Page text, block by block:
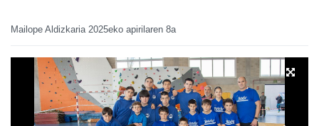
Mailope Aldizkaria 2025eko apirilaren 8a